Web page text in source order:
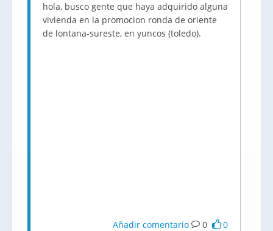
hola, busco gente que haya adquirido alguna
vivienda en la promocion ronda de oriente
de lontana-sureste, en yuncos (toledo).
Añadir comentario 0 0